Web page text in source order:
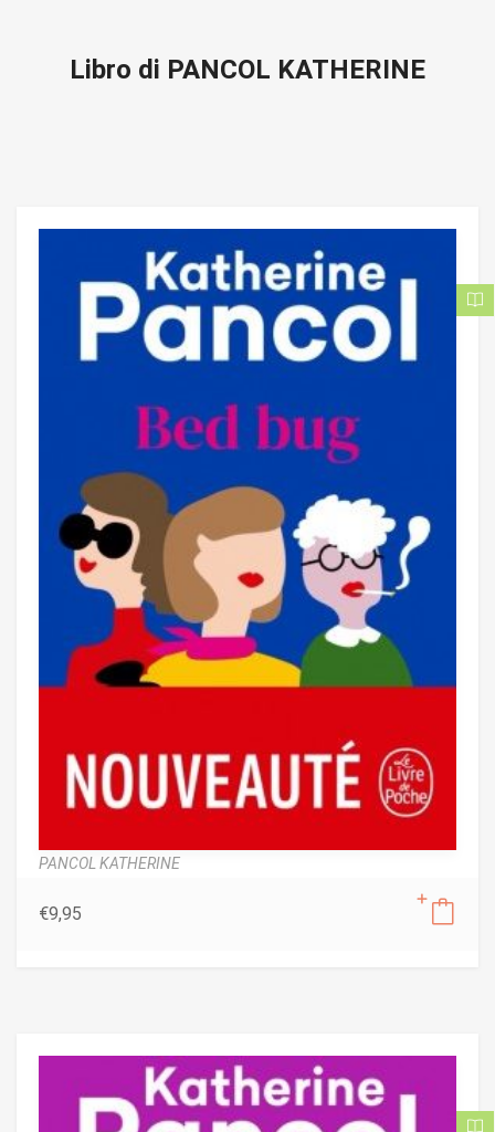
Libro di PANCOL KATHERINE
PANCOL KATHERINE
€9,95